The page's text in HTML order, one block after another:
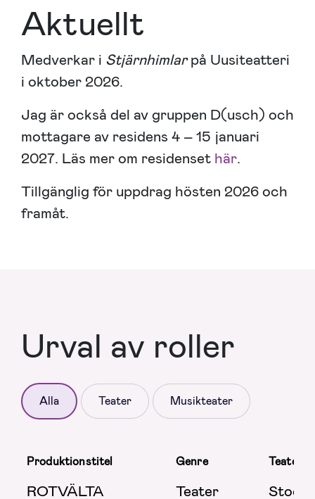
Aktuellt
Medverkar i Stjärnhimlarpå Uusiteatteri
i oktober 2026.
Jag är också del av gruppen D(usch) och
mottagare av residens 4 – 15 januari
2027. Läs mer om residenset här.
Tillgänglig för uppdrag hösten 2026 och
framåt.
Urval av roller
Alla Teater Musikteater
Produktionstitel Genre Teater/
ROTVÄLTA Teater